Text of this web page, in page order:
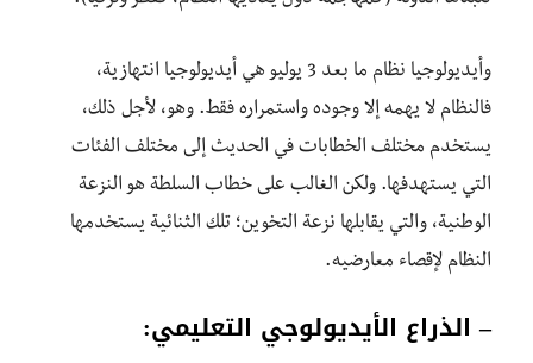
وأيديولوجيا نظام ما بعد 3 يوليو هي أيديولوجيا انتهازية،
فالنظام لا يهمه إلا وجوده واستمراره فقط. وهو، لأجل ذلك،
يستخدم مختلف الخطابات في الحديث إلى مختلف الفئات
التي يستهدفها. ولكن الغالب على خطاب السلطة هو النزعة
الوطنية، والتي يقابلها نزعة التخوين؛ تلك الثنائية يستخدمها
النظام لإقصاء معارضيه.
– الذراع الأيديولوجي التعليمي: